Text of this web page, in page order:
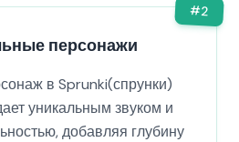
#2
персонажи
в Sprunki(спрунки)
уникальным звуком и
добавляя глубину